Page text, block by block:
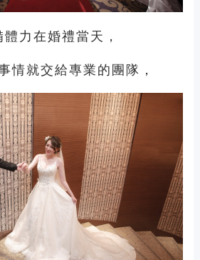
力在婚禮當天，
情就交給專業的團隊，